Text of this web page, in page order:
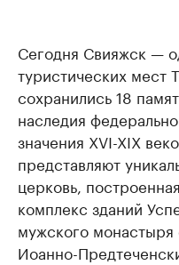
Сегодня Свияжск —
туристических мест
сохранились 18
наследия
значения XVI-XIX
представляют
церковь,
комплекс зданий
мужского
Иоанно-